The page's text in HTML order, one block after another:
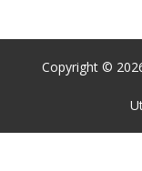
Copyright ©